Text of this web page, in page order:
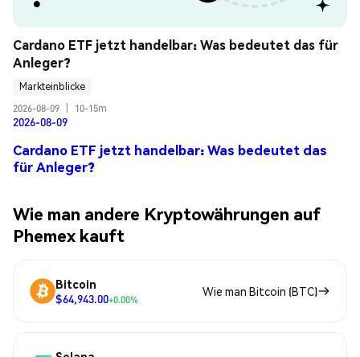
Cardano ETF jetzt handelbar: Was bedeutet das für
Anleger?
Markteinblicke
2026-08-09
10-15m
2026-08-09
Cardano ETF jetzt handelbar: Was bedeutet das
für Anleger?
Wie man andere Kryptowährungen auf
Phemex kauft
Bitcoin
$64,943.00+0.00%
Wie man Bitcoin (BTC)